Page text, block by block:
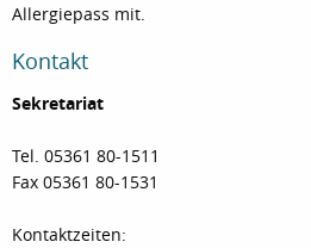
Allergiepass mit.
Kontakt
Sekretariat
Tel. 05361 80-1511
Fax 05361 80-1531
Kontaktzeiten: